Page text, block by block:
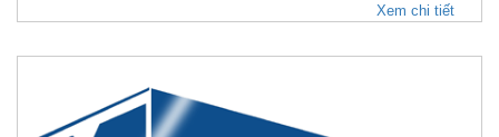
Xem chi tiết